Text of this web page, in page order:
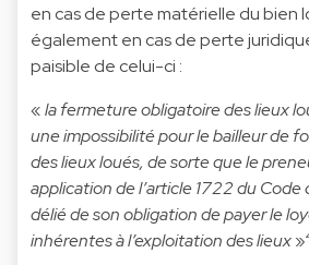
en cas de perte matérielle du bien
également en cas de perte
paisible de celui-ci :
«la fermeture obligatoire des lieux
une impossibilité pour le bailleur de
des lieux loués, de sorte que le
application de l’article 1722 du
délié de son obligation de payer le
inhérentes à l’exploitation des lieux»